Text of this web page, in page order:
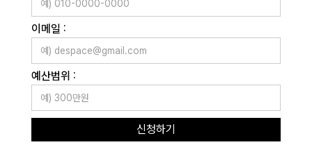
이메일 :
예산범위 :